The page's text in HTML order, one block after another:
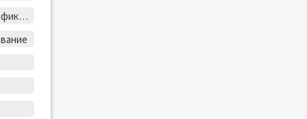
Механизация и электрификация сельского хозяйства